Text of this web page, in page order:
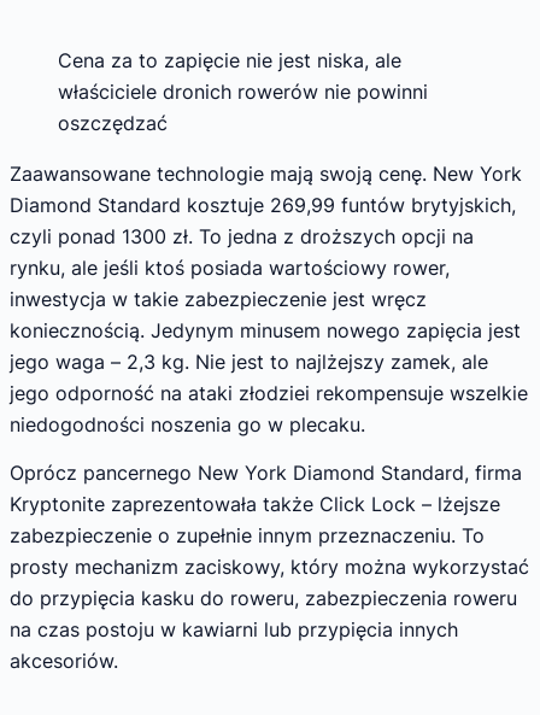
Cena za to zapięcie nie jest niska, ale
właściciele dronich rowerów nie powinni
oszczędzać
Zaawansowane technologie mają swoją cenę. New York
Diamond Standard kosztuje 269,99 funtów brytyjskich,
czyli ponad 1300 zł. To jedna z droższych opcji na
rynku, ale jeśli ktoś posiada wartościowy rower,
inwestycja w takie zabezpieczenie jest wręcz
koniecznością. Jedynym minusem nowego zapięcia jest
jego waga – 2,3 kg. Nie jest to najlżejszy zamek, ale
jego odporność na ataki złodziei rekompensuje wszelkie
niedogodności noszenia go w plecaku.
Oprócz pancernego New York Diamond Standard, firma
Kryptonite zaprezentowała także Click Lock – lżejsze
zabezpieczenie o zupełnie innym przeznaczeniu. To
prosty mechanizm zaciskowy, który można wykorzystać
do przypięcia kasku do roweru, zabezpieczenia roweru
na czas postoju w kawiarni lub przypięcia innych
akcesoriów.